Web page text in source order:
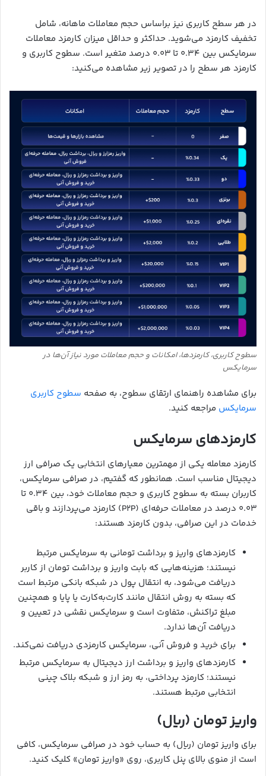
در هر سطح کاربری نیز براساس حجم معاملات ماهانه، شامل
تخفیف کارمزد می‌شوید. حداکثر و حداقل میزان کارمزد معاملات
سرمایکس بین ۰.۳۴ تا ۰.۰۳ درصد متغیر است. سطوح کاربری و
کارمزد هر سطح را در تصویر زیر مشاهده می‌کنید:
سطوح کاربری، کارمزدها، امکانات و حجم معاملات مورد نیاز آن‌ها در
سرمایکس
برای مشاهده راهنمای ارتقای سطوح، به صفحه سطوح کاربری
سرمایکس مراجعه کنید.
کارمزدهای سرمایکس
کارمزد معامله یکی از مهمترین معیارهای انتخابی یک صرافی ارز
دیجیتال مناسب است. همانطور که گفتیم، در صرافی سرمایکس،
کاربران بسته به سطوح کاربری و حجم معاملات خود، بین ۰.۳۴ تا
۰.۰۳ درصد در معاملات حرفه‌ای (P2P) کارمزد می‌پردازند و باقی
خدمات در این صرافی، بدون کارمزد هستند:
کارمزدهای واریز و برداشت تومانی به سرمایکس مرتبط
نیستند؛ هزینه‌هایی که بابت واریز و برداشت تومان از کاربر
دریافت می‌شود، به انتقال پول در شبکه بانکی مرتبط است
که بسته به روش انتقال مانند کارت‌به‌کارت یا پایا و همچنین
مبلغ تراکنش، متفاوت است و سرمایکس نقشی در تعیین و
دریافت آن‌ها ندارد.
برای خرید و فروش آنی، سرمایکس کارمزدی دریافت نمی‌کند.
کارمزدهای واریز و برداشت ارز دیجیتال به سرمایکس مرتبط
نیستند؛ کارمزد پرداختی، به رمز ارز و شبکه بلاک چینی
انتخابی مرتبط هستند.
واریز تومان (ریال)
برای واریز تومان (ریال) به حساب خود در صرافی سرمایکس، کافی
است از منوی بالای پنل کاربری، روی «واریز تومان» کلیک کنید.